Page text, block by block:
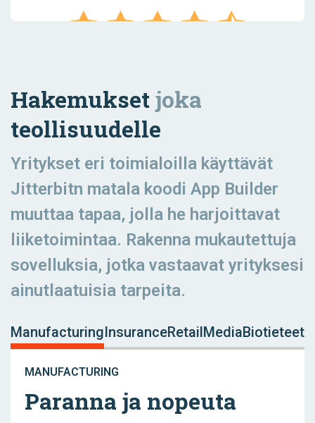
Hakemuksetjoka
teollisuudelle
Yritykset eri toimialoilla käyttävät
Jitterbitn matala koodi App Builder
muuttaa tapaa, jolla he harjoittavat
liiketoimintaa. Rakenna mukautettuja
sovelluksia, jotka vastaavat yrityksesi
ainutlaatuisia tarpeita.
ManufacturingInsuranceRetailMediaBiotieteet
MANUFACTURING
Paranna ja nopeuta